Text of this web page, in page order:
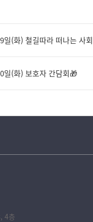
일(화) 철길따라 떠나는 사
일(화) 보호자 간담회🎁
4층